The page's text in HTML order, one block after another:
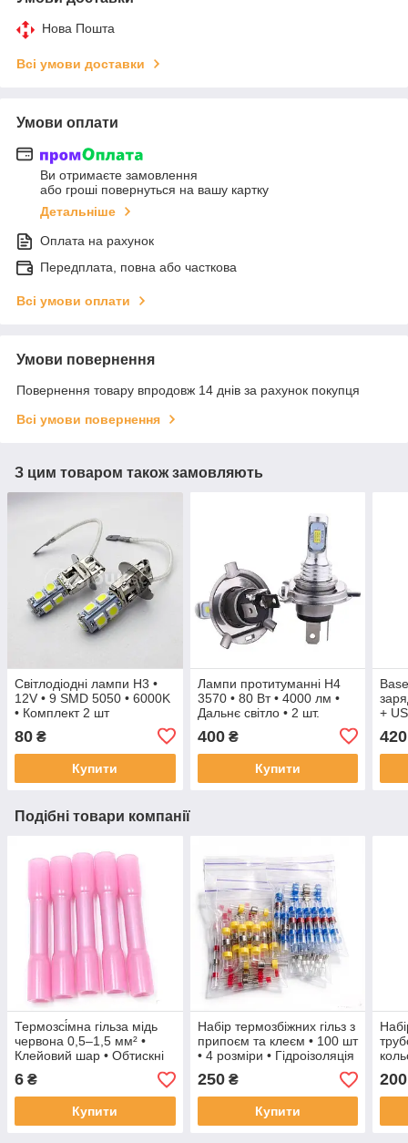
Нова Пошта
Всі умови доставки
Умови оплати
Ви отримаєте замовлення
або гроші повернуться на вашу картку
Детальніше
Оплата на рахунок
Передплата, повна або часткова
Всі умови оплати
Умови повернення
Повернення товару впродовж 14 днів за рахунок покупця
Всі умови повернення
З цим товаром також замовляють
Світлодіодні лампи H3 •
12V • 9 SMD 5050 • 6000K
• Комплект 2 шт
80 ₴
Купити
Лампи протитуманні H4
3570 • 80 Вт • 4000 лм •
Дальнє світло • 2 шт.
400₴
Купити
+
420
Подібні товари компанії
Термозсі́мна гільза мідь
червона 0,5–1,5 мм² •
Клейовий шар • Обтискні
клеми 19А-600В •
Водонепроникні роз’єми
6 ₴
Купити
Набір термозбіжних гільз з
припоєм та клеєм • 100 шт
• 4 розміри • Гідроізоляція
250₴
Купити
200